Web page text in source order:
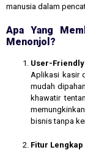
manusia dalam
Apa Yang
Menonjol?
User-
Aplikasi kasir
mudah
khawatir
bisnis tanpa
Fitur